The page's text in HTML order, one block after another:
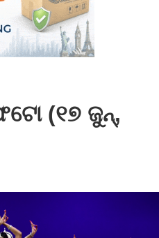
(୧୭ ଜୁନ୍,